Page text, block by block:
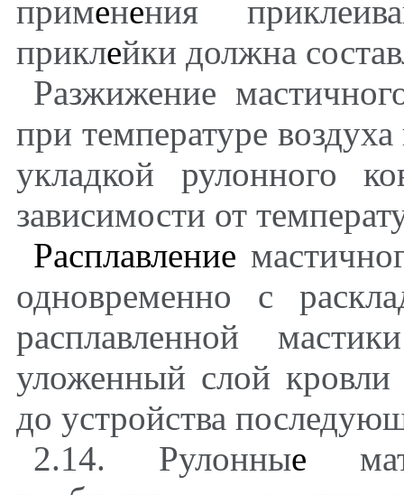
применения
приклейки должна
Разжижение
при температуре
укладкой рулонного
зависимости от
Расплавление
одновременно с
расплавленной
уложенный слой кровли
до устройства
2.14. Рулонные